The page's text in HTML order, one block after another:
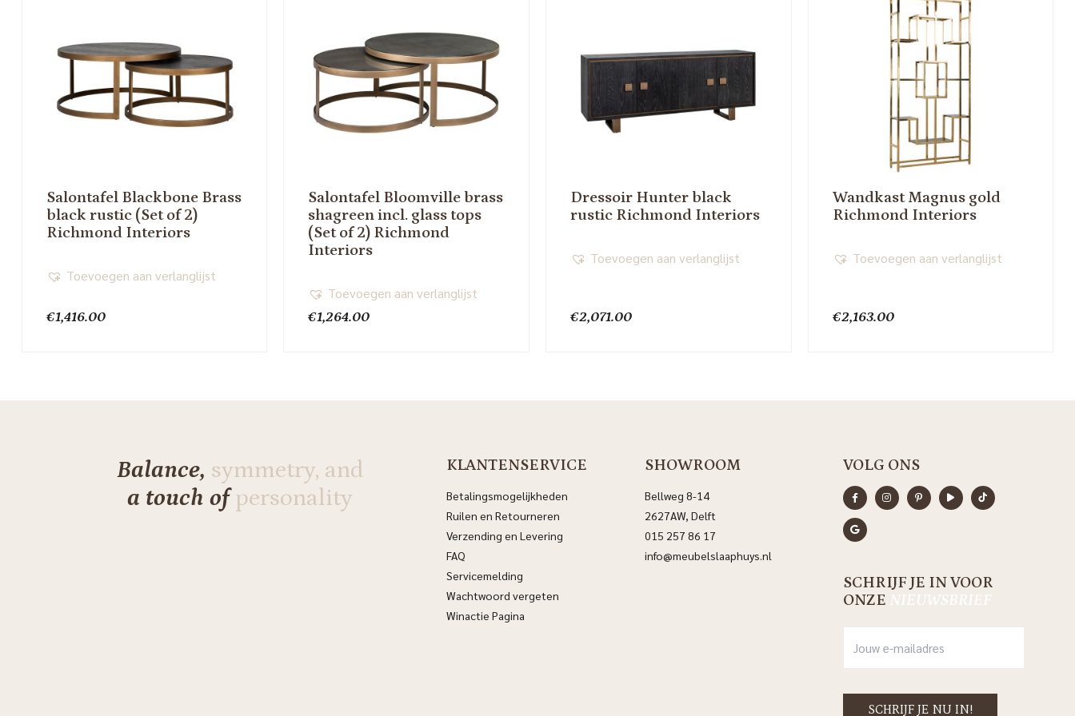
Salontafel Blackbone Brass
black rustic (Set of 2)
Richmond Interiors
€1,416.00
Toevoegen aan verlanglijst
Salontafel Bloomville brass
shagreen incl. glass tops
(Set of 2) Richmond
Interiors
€1,264.00
Toevoegen aan verlanglijst
Dressoir Hunter black
rustic Richmond Interiors
€2,071.00
Toevoegen aan verlanglijst
Wandkast Magnus gold
Richmond Interiors
€2,163.00
Toevoegen aan verlanglijst
Balance, symmetry, and
a touch ofpersonality
KLANTENSERVICE
Betalingsmogelijkheden
Ruilen en Retourneren
Verzending en Levering
FAQ
Servicemelding
Wachtwoord vergeten
Winactie Pagina
SHOWROOM
Bellweg 8-14
2627AW, Delft
015 257 86 17
info@meubelslaaphuys.nl
VOLG ONS
SCHRIJF JE IN VOOR
ONZE NIEUWSBRIEF